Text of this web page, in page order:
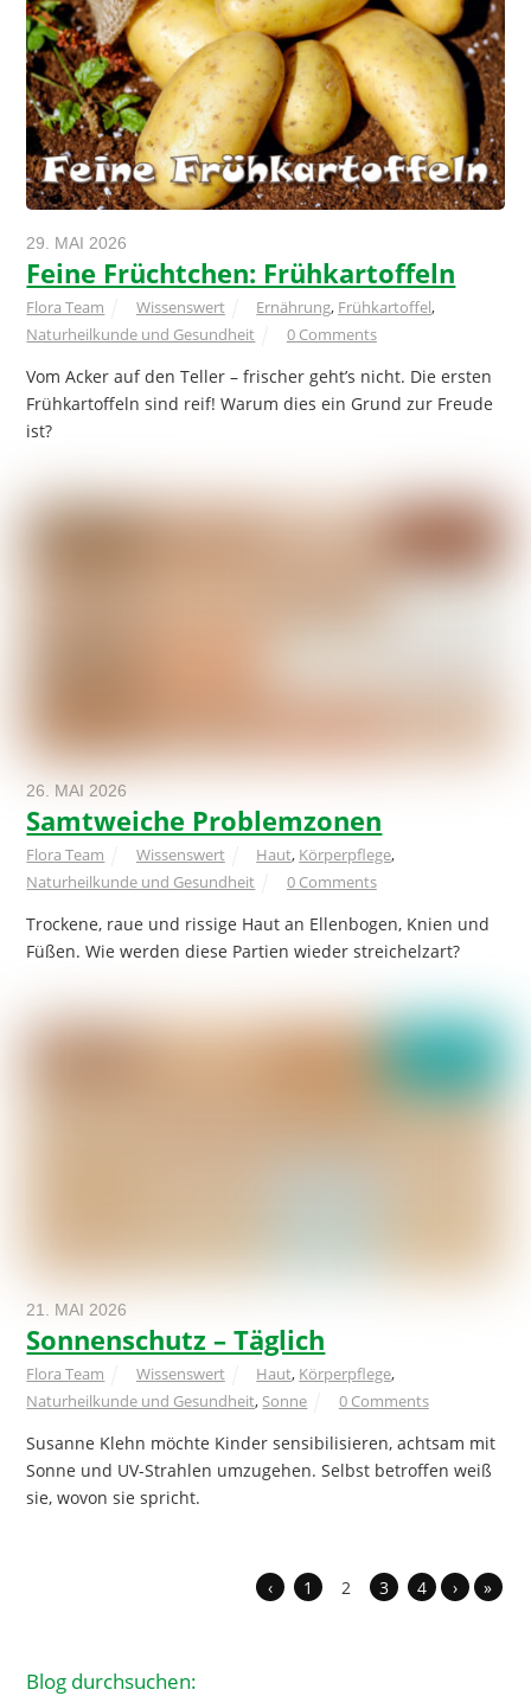
29. MAI 2026
Feine Früchtchen: Frühkartoffeln
Flora Team Wissenswert Ernährung, Frühkartoffel,
Naturheilkunde und Gesundheit
0 Comments
Vom Acker auf den Teller – frischer geht’s nicht. Die ersten
Frühkartoffeln sind reif! Warum dies ein Grund zur Freude
ist?
26. MAI 2026
Samtweiche Problemzonen
Flora Team Wissenswert Haut, Körperpflege,
Naturheilkunde und Gesundheit
0 Comments
Trockene, raue und rissige Haut an Ellenbogen, Knien und
Füßen. Wie werden diese Partien wieder streichelzart?
21. MAI 2026
Sonnenschutz – Täglich
Flora Team Wissenswert Haut, Körperpflege,
Naturheilkunde und Gesundheit, Sonne 0 Comments
Susanne Klehn möchte Kinder sensibilisieren, achtsam mit
Sonne und UV-Strahlen umzugehen. Selbst betroffen weiß
sie, wovon sie spricht.
‹ 1 2 3 4 › »
Blog durchsuchen: